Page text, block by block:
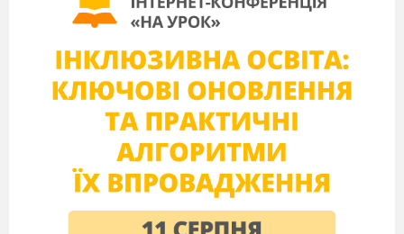
Хо, добирається до Японії і передає секрет.
Японці швидко вивчилися виробляти
папір. Саме ця країна стає батьківщиною мистецтва
складання.
Народження орігамі пов'язане із
релігійними ритуалами, коли вироби з паперу
(«оріки»), а це були коробочки, використовувались
для жертвоприношень, в них клали рибу, овочі.
Пізніше орігамі виходить за межі храму і
поселяється в імператорському палаці. Для